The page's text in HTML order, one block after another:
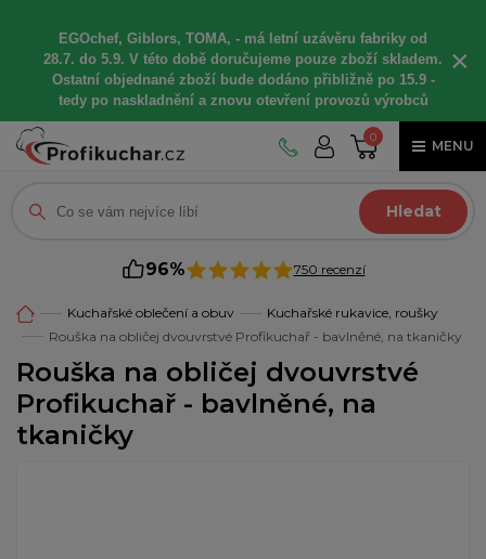
EGOchef, Giblors, TOMA, - má letní uzávěru fabriky od
28.7. do 5.9. V této době doručujeme pouze zboží skladem.
Ostatní objednané zboží bude dodáno přibližně po 15.9 -
tedy po naskladnění a znovu otevření provozů výrobců
×
0
MENU
Hledat
96% 750 recenzí
Kuchařské oblečení a obuv
Kuchařské rukavice, roušky
Rouška na obličej dvouvrstvé Profikuchař - bavlněné, na tkaničky
Rouška na obličej dvouvrstvé
Profikuchař - bavlněné, na
tkaničky